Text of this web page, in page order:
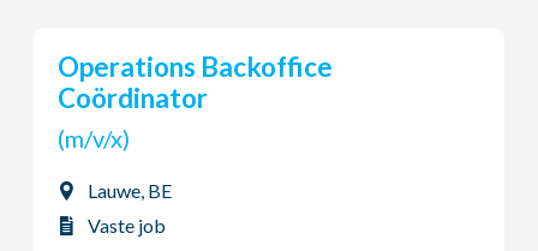
Young Potential Planner
(m/v/x)
Vaste job
Dag - Voltijds